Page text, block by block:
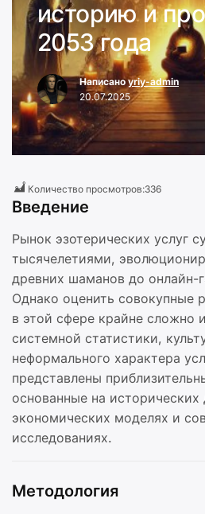
историю и
2053 года
Написаноyriy-admin
20.07.2025
Количество просмотров:336
Введение
Рынок эзотерических услуг
тысячелетиями,
древних шаманов до онлайн-
Однако оценить совокупные
в этой сфере крайне сложно
системной статистики,
неформального характера
представлены
основанные на исторических
экономических моделях и
исследованиях.
Методология